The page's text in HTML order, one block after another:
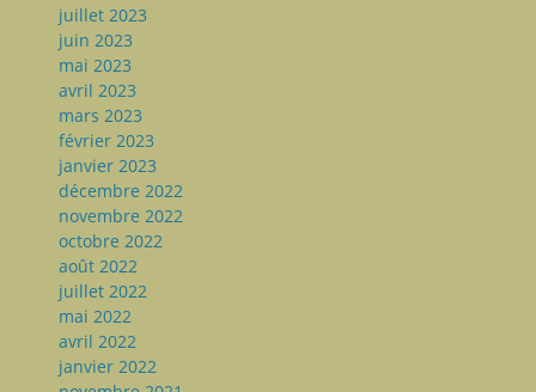
juillet 2023
juin 2023
mai 2023
avril 2023
mars 2023
février 2023
janvier 2023
décembre 2022
novembre 2022
octobre 2022
août 2022
juillet 2022
mai 2022
avril 2022
janvier 2022